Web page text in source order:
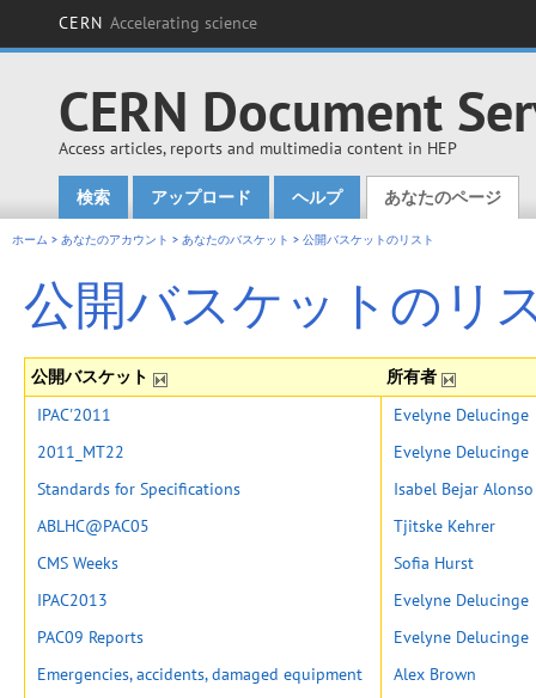
CERN Accelerating science
CERN Document
Access articles, reports and multimedia content in HEP
Main menu
検索 アップロード ヘルプ あなたのページ
ホーム > あなたのアカウント > あなたのバスケット > 公開バスケットのリスト
公開バスケットのリ
公開バスケット 所有者
IPAC'2011
Evelyne Delucinge
2011_MT22
Evelyne Delucinge
Standards for Specifications
Isabel Bejar Alonso
ABLHC@PAC05
Tjitske Kehrer
CMS Weeks
Sofia Hurst
IPAC2013
Evelyne Delucinge
PAC09 Reports
Evelyne Delucinge
Emergencies, accidents, damaged equipment
Alex Brown